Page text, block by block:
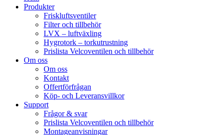
Produkter
Friskluftsventiler
Filter och tillbehör
LVX – luftväxling
Hygrotork – torkutrustning
Prislista Velcoventilen och tillbehör
Om oss
Om oss
Kontakt
Offertförfrågan
Köp- och Leveransvillkor
Support
Frågor & svar
Prislista Velcoventilen och tillbehör
Montageanvisningar